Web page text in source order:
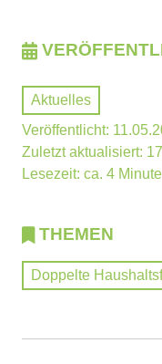
Aktuelles
Veröffentlicht:
Zuletzt aktualisiert:
Lesezeit: ca. 4
THEMEN
Doppelte